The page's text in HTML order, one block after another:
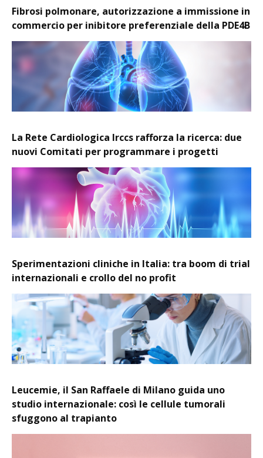
Fibrosi polmonare, autorizzazione a immissione in
commercio per inibitore preferenziale della PDE4B
La Rete Cardiologica Irccs rafforza la ricerca: due
nuovi Comitati per programmare i progetti
Sperimentazioni cliniche in Italia: tra boom di trial
internazionali e crollo del no profit
Leucemie, il San Raffaele di Milano guida uno
studio internazionale: così le cellule tumorali
sfuggono al trapianto